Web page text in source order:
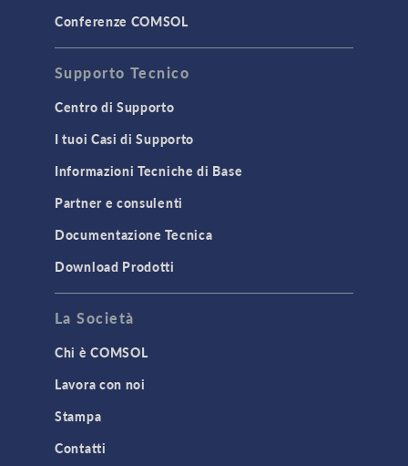
Conferenze COMSOL
Supporto Tecnico
Centro di Supporto
I tuoi Casi di Supporto
Informazioni Tecniche di Base
Partner e consulenti
Documentazione Tecnica
Download Prodotti
La Società
Chi è COMSOL
Lavora con noi
Stampa
Contatti